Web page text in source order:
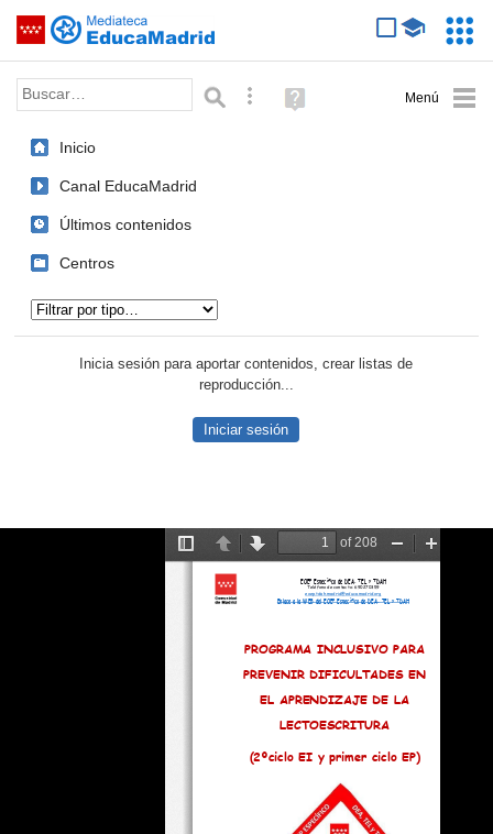
Saltar navegación
Palabra o frase: Búsqueda avanzada
Ayuda
(en
Inicio
Canal EducaMadrid
Últimos contenidos
Centros
Inicia sesión para aportar contenidos, crear listas de
reproducción...
Iniciar sesión